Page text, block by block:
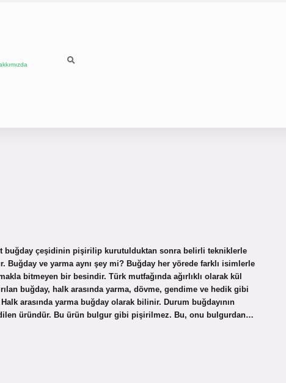
buğday çeşidinin pişirilip kurutulduktan sonra belirli tekniklerle
Buğday ve yarma aynı şey mi? Buğday her yörede farklı isimlerle
bitmeyen bir besindir. Türk mutfağında ağırlıklı olarak kül
buğday, halk arasında yarma, dövme, gendime ve hedik gibi
arasında yarma buğday olarak bilinir. Durum buğdayının
üründür. Bu ürün bulgur gibi pişirilmez. Bu, onu bulgurdan…